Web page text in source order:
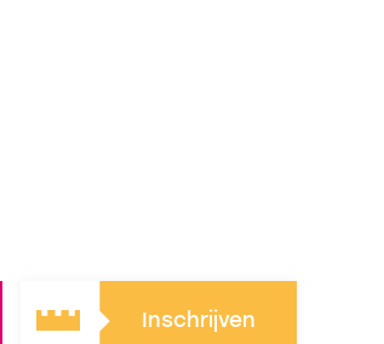
Inschrijven